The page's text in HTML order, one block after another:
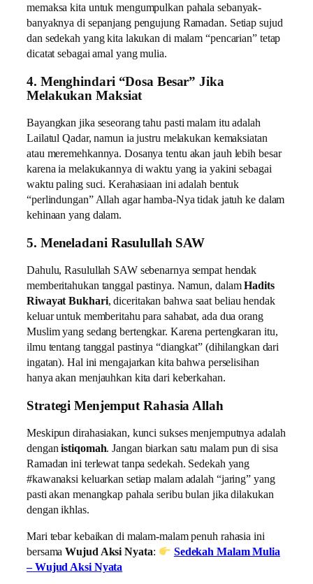
memaksa kita untuk mengumpulkan pahala sebanyak-
banyaknya di sepanjang pengujung Ramadan. Setiap sujud
dan sedekah yang kita lakukan di malam “pencarian” tetap
dicatat sebagai amal yang mulia.
4. Menghindari “Dosa Besar” Jika
Melakukan Maksiat
Bayangkan jika seseorang tahu pasti malam itu adalah
Lailatul Qadar, namun ia justru melakukan kemaksiatan
atau meremehkannya. Dosanya tentu akan jauh lebih besar
karena ia melakukannya di waktu yang ia yakini sebagai
waktu paling suci. Kerahasiaan ini adalah bentuk
“perlindungan” Allah agar hamba-Nya tidak jatuh ke dalam
kehinaan yang dalam.
5. Meneladani Rasulullah SAW
Dahulu, Rasulullah SAW sebenarnya sempat hendak
memberitahukan tanggal pastinya. Namun, dalamHadits
Riwayat Bukhari, diceritakan bahwa saat beliau hendak
keluar untuk memberitahu para sahabat, ada dua orang
Muslim yang sedang bertengkar. Karena pertengkaran itu,
ilmu tentang tanggal pastinya “diangkat” (dihilangkan dari
ingatan). Hal ini mengajarkan kita bahwa perselisihan
hanya akan menjauhkan kita dari keberkahan.
Strategi Menjemput Rahasia Allah
Meskipun dirahasiakan, kunci sukses menjemputnya adalah
denganistiqomah. Jangan biarkan satu malam pun di sisa
Ramadan ini terlewat tanpa sedekah. Sedekah yang
#kawanaksi keluarkan setiap malam adalah “jaring” yang
pasti akan menangkap pahala seribu bulan jika dilakukan
dengan ikhlas.
Mari tebar kebaikan di malam-malam penuh rahasia ini
bersamaWujud Aksi Nyata:
Sedekah Malam Mulia
– Wujud Aksi Nyata